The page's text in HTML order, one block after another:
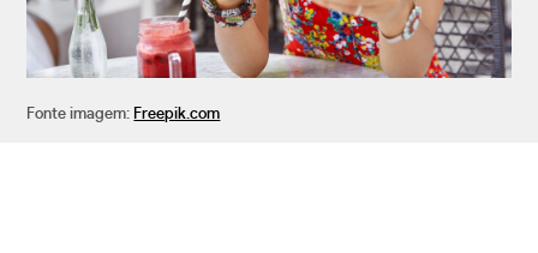
Fonte imagem: Freepik.com